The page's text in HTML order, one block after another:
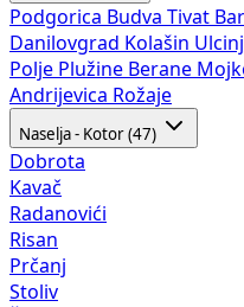
Podgorica Budva Tivat Bar
Danilovgrad Kolašin Ulcinj
Polje Plužine Berane
Andrijevica Rožaje
Naselja - Kotor (47)
Dobrota
Kavač
Radanovići
Risan
Prčanj
Stoliv